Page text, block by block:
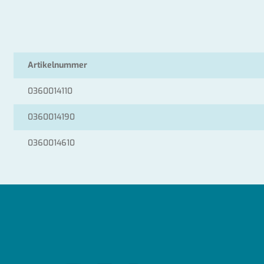
Artikelnummer
0360014110
0360014190
0360014610